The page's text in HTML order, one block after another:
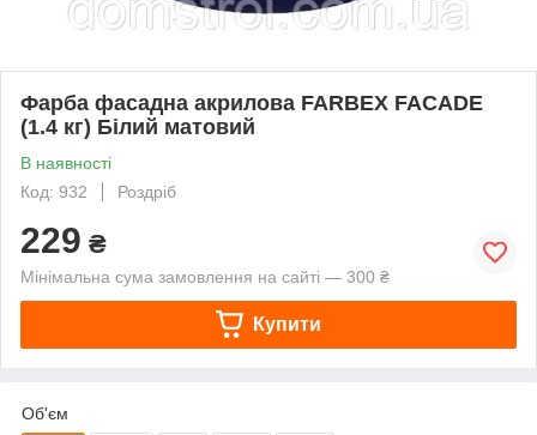
Фарба фасадна акрилова FARBEX FACADE
(1.4 кг) Білий матовий
В наявності
Код: 932
Роздріб
229 ₴
Мінімальна сума замовлення на сайті — 300 ₴
Купити
Об'єм